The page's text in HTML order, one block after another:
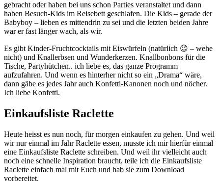
gebracht oder haben bei uns schon Parties veranstaltet und dann
haben Besuch-Kids im Reisebett geschlafen. Die Kids – gerade der
Babyboy – lieben es mittendrin zu sei und die letzten beiden Jahre
war er fast länger wach, als wir.
Es gibt Kinder-Fruchtcocktails mit Eiswürfeln (natürlich 😉 – wehe
nicht) und Knallerbsen und Wunderkerzen. Knallbonbons für die
Tische, Partyhütchen.. ich liebe es, das ganze Programm
aufzufahren. Und wenn es hinterher nicht so ein „Drama“ wäre,
dann gäbe es jedes Jahr auch Konfetti-Kanonen noch und nöcher.
Ich liebe Konfetti.
Einkaufsliste Raclette
Heute heisst es nun noch, für morgen einkaufen zu gehen. Und weil
wir nur einmal im Jahr Raclette essen, musste ich mir hierfür einmal
eine Einkaufsliste Raclette schreiben. Und weil ihr vielleicht auch
noch eine schnelle Inspiration braucht, teile ich die Einkaufsliste
Raclette einfach mal mit Euch und hab sie zum Download
vorbereitet.